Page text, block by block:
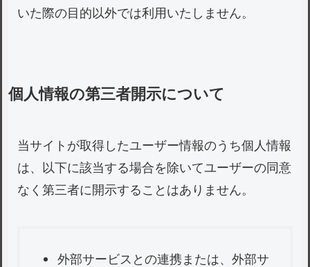
いた際の目的以外では利用いたしません。
個人情報の第三者開示について
当サイトが取得したユーザー情報のうち個人情報
は、以下に該当する場合を除いてユーザーの同意
なく第三者に開示することはありません。
外部サービスとの連携または、外部サ